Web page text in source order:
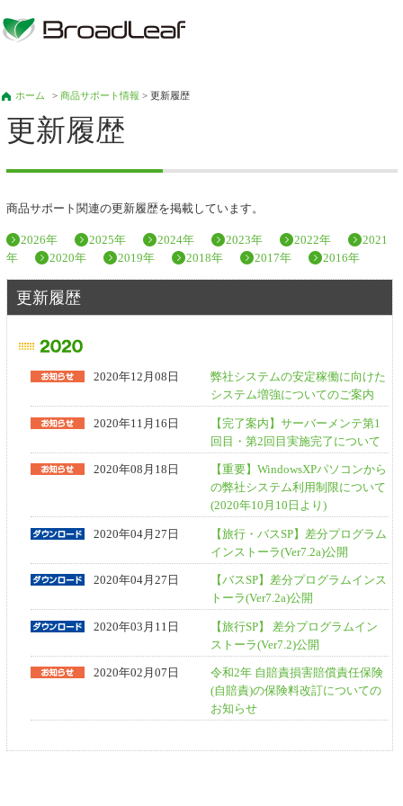
ホーム >商品サポート情報 > 更新履歴
更新履歴
商品サポート関連の更新履歴を掲載しています。
2026年 2025年 2024年 2023年 2022年
2021
年
2020年 2019年 2018年 2017年 2016年
更新履歴
2020年12月08日
弊社システムの安定稼働に向けた
システム増強についてのご案内
2020年11月16日
【完了案内】サーバーメンテ第1
回目・第2回目実施完了について
2020年08月18日
【重要】WindowsXPパソコンから
の弊社システム利用制限について
(2020年10月10日より)
2020年04月27日
【旅行・バスSP】差分プログラム
インストーラ(Ver7.2a)公開
2020年04月27日
【バスSP】差分プログラムインス
トーラ(Ver7.2a)公開
2020年03月11日
【旅行SP】 差分プログラムイン
ストーラ(Ver7.2)公開
2020年02月07日
令和2年 自賠責損害賠償責任保険
(自賠責)の保険料改訂についての
お知らせ